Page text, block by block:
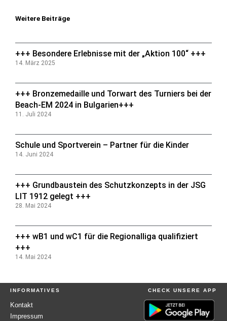
Weitere Beiträge
+++ Besondere Erlebnisse mit der „Aktion 100“ +++
14. März 2025
+++ Bronzemedaille und Torwart des Turniers bei der
Beach-EM 2024 in Bulgarien+++
11. Juli 2024
Schule und Sportverein – Partner für die Kinder
14. Juni 2024
+++ Grundbaustein des Schutzkonzepts in der JSG
LIT 1912 gelegt +++
28. Mai 2024
+++ wB1 und wC1 für die Regionalliga qualifiziert
+++
14. Mai 2024
INFORMATIVES
Kontakt
Impressum
CHECK UNSERE APP